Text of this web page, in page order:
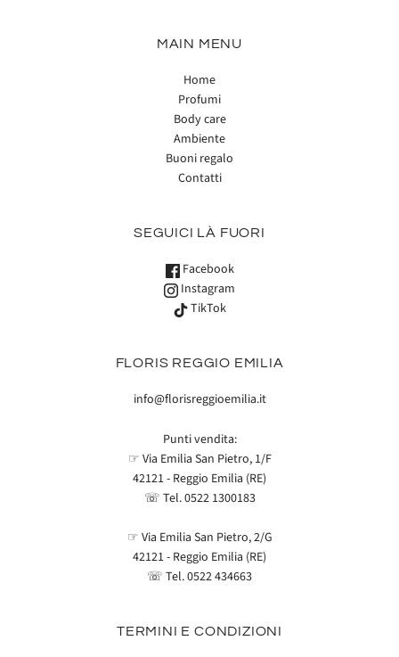
MAIN MENU
Home
Profumi
Body care
Ambiente
Buoni regalo
Contatti
SEGUICI LÀ FUORI
Facebook
Instagram
TikTok
FLORIS REGGIO EMILIA
info@florisreggioemilia.it
Punti vendita:
☞ Via Emilia San Pietro, 1/F
42121 - Reggio Emilia (RE)
☏ Tel.0522 1300183
☞ Via Emilia San Pietro, 2/G
42121 - Reggio Emilia (RE)
☏ Tel.0522 434663
TERMINI E CONDIZIONI